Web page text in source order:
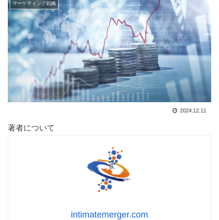
マーケティング戦略
2024.12.11
著者について
intimatemerger.com